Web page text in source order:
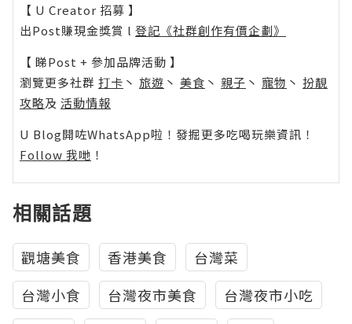
【 U Creator 招募 】
出Post賺現金獎賞 l 登記《社群創作有價企劃》
【 睇Post + 參加品牌活動 】
瀏覽更多社群 打卡 丶 旅遊 丶 美食 丶 親子 丶 寵物 丶 扮靚
攻略及 活動情報
U Blog開咗WhatsApp啦！發掘更多吃喝玩樂資訊！
Follow 我哋 ！
相關話題
觀塘美食 香港美食
台灣菜
台灣小食
台灣夜市美食
台灣夜市小吃